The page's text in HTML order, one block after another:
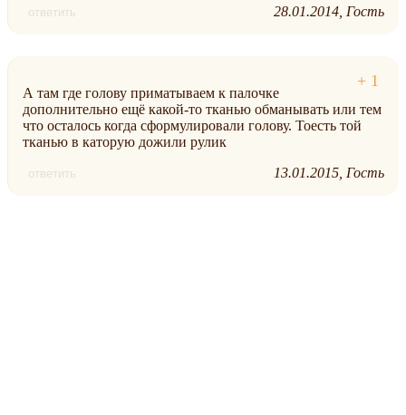
ответить 28.01.2014 Гость
А там где голову приматываем к палочке
дополнительно ещё какой-то тканью обманывать или тем
что осталось когда сформулировали голову. Тоесть той
тканью в каторую дожили рулик
ответить 13.01.2015 Гость